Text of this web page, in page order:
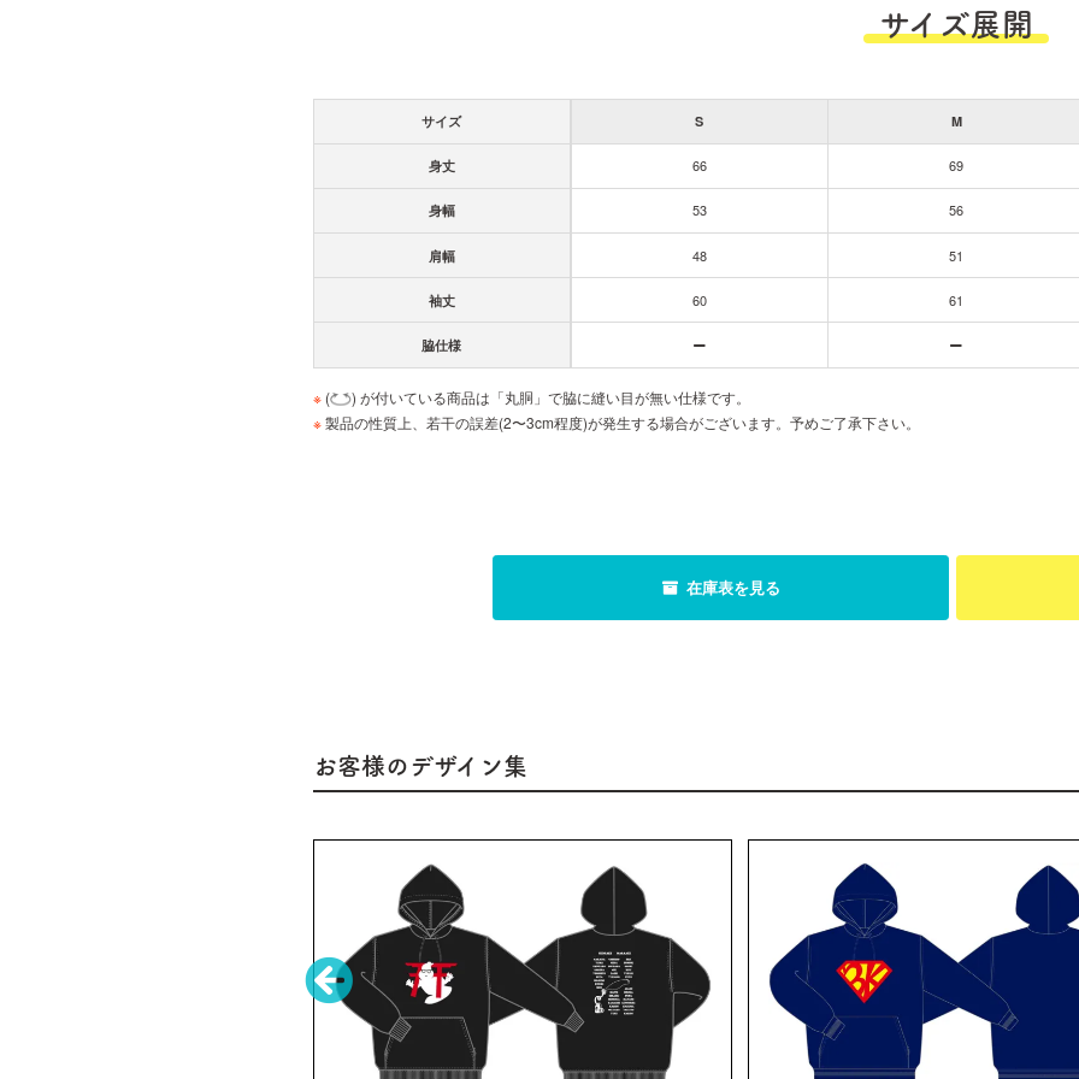
サイズ展開
サイズ S M
身丈 66 69
身幅 53 56
肩幅 48 51
袖丈 60 61
脇仕様
※(
) が付いている商品は「丸胴」で脇に縫い目が無い仕様です。
※製品の性質上、若干の誤差(2〜3cm程度)が発生する場合がございます。予めご了承下さい。
在庫表を見る
お客様のデザイン集